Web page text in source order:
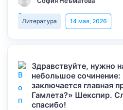
Литература 14 мая, 2026
Здравствуйте, нужно
небольшое
заключается главная
Гамлета?» Шекспир.
спасибо!